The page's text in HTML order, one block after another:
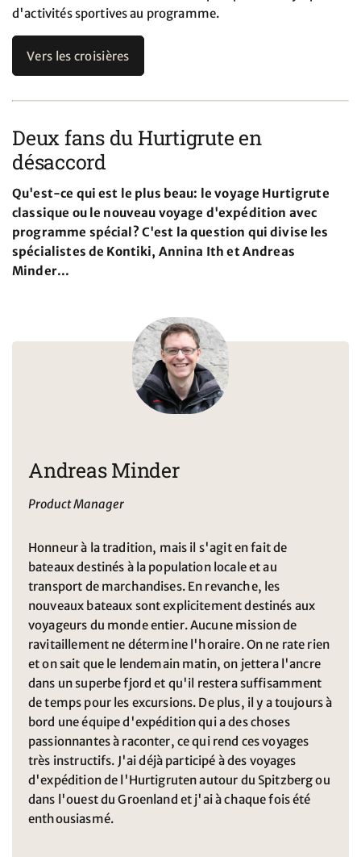
d'activités sportives au programme.
Vers les croisières
Deux fans du Hurtigrute en
désaccord
Qu'est-ce qui est le plus beau: le voyage Hurtigrute
classique ou le nouveau voyage d'expédition avec
programme spécial? C'est la question qui divise les
spécialistes de Kontiki, Annina Ith et Andreas
Minder...
Andreas Minder
Product Manager
Honneur à la tradition, mais il s'agit en fait de
bateaux destinés à la population locale et au
transport de marchandises. En revanche, les
nouveaux bateaux sont explicitement destinés aux
voyageurs du monde entier. Aucune mission de
ravitaillement ne détermine l'horaire. On ne rate rien
et on sait que le lendemain matin, on jettera l'ancre
dans un superbe fjord et qu'il restera suffisamment
de temps pour les excursions. De plus, il y a toujours à
bord une équipe d'expédition qui a des choses
passionnantes à raconter, ce qui rend ces voyages
très instructifs. J'ai déjà participé à des voyages
d'expédition de l'Hurtigruten autour du Spitzberg ou
dans l'ouest du Groenland et j'ai à chaque fois été
enthousiasmé.